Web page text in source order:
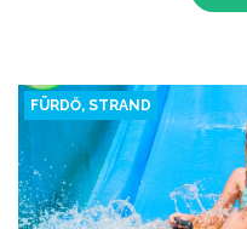
FÜRDŐ, STRAND